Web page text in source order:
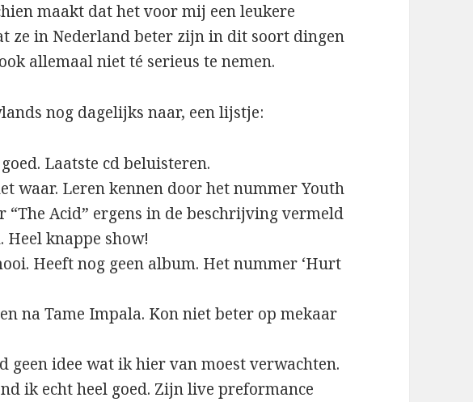
maakt dat het voor mij een leukere
ze in Nederland beter zijn in dit soort dingen
allemaal niet té serieus te nemen.
nog dagelijks naar, een lijstje:
Laatste cd beluisteren.
waar. Leren kennen door het nummer Youth
Acid” ergens in de beschrijving vermeld
knappe show!
Heeft nog geen album. Het nummer ‘Hurt
na Tame Impala. Kon niet beter op mekaar
geen idee wat ik hier van moest verwachten.
ik echt heel goed. Zijn live preformance